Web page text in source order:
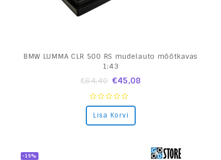
BMW LUMMA CLR 500 RS mudelauto mõõtkavas
1:43
€64,40 €45,08
0
out
of
Lisa Korvi
-15%